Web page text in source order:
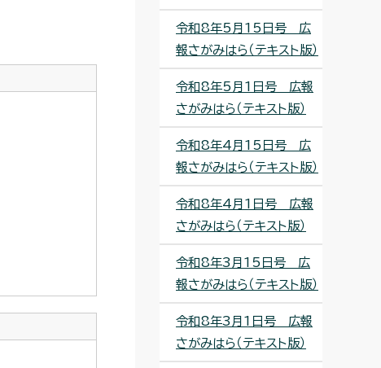
令和8年5月15日号 広
報さがみはら（テキスト版）
令和8年5月1日号 広報
さがみはら（テキスト版）
令和8年4月15日号 広
報さがみはら（テキスト版）
令和8年4月1日号 広報
さがみはら（テキスト版）
令和8年3月15日号 広
報さがみはら（テキスト版）
令和8年3月1日号 広報
さがみはら（テキスト版）